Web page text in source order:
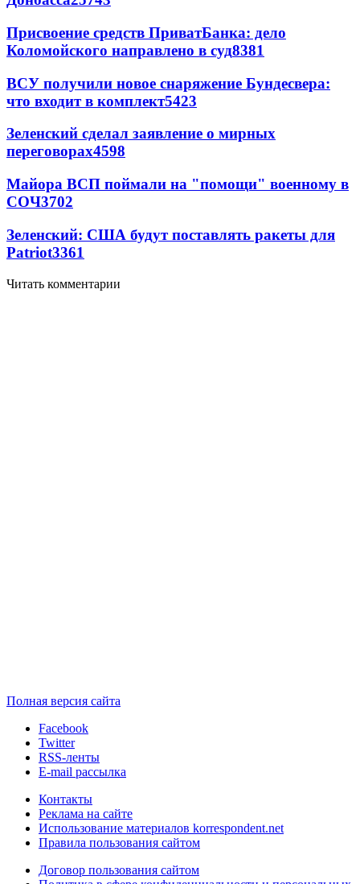
Присвоение средств ПриватБанка: дело
Коломойского направлено в суд8381
ВСУ получили новое снаряжение Бундесвера:
что входит в комплект5423
Зеленский сделал заявление о мирных
переговорах4598
Майора ВСП поймали на "помощи" военному в
СОЧ3702
Зеленский: США будут поставлять ракеты для
Patriot3361
Читать комментарии
Полная версия сайта
Facebook
Twitter
RSS-ленты
E-mail рассылка
Контакты
Реклама на сайте
Использование материалов korrespondent.net
Правила пользования сайтом
Договор пользования сайтом